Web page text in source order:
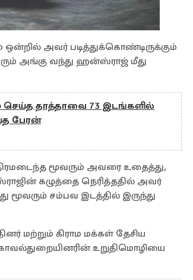
அவர் படித்துக்கொண்டிருக்கும்
அங்கு வந்து ஹன்ஸ்ராஜ் மீது
செய்த தாத்தாவை 73 இடங்களில்
பேரன்
மூவரும் அவரை உதைத்து,
கழுத்தை நெரித்ததில் அவர்
மூவரும் சம்பவ இடத்தில் இருந்து
மற்றும் கிராம மக்கள் தேசிய
உறுதிமொழியை